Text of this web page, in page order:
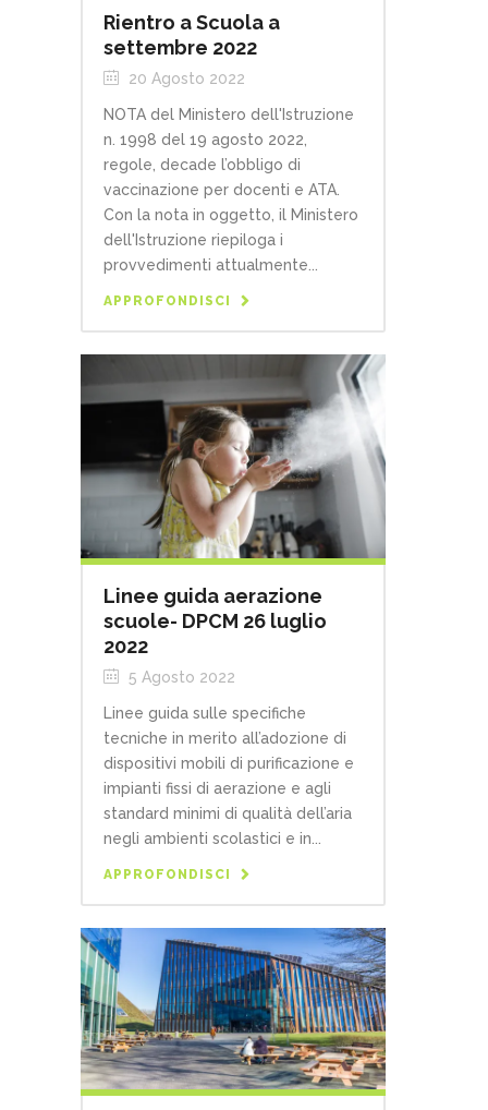
Rientro a Scuola a
settembre 2022
20 Agosto 2022
NOTA del Ministero dell'Istruzione
n. 1998 del 19 agosto 2022,
regole, decade l’obbligo di
vaccinazione per docenti e ATA.
Con la nota in oggetto, il Ministero
dell'Istruzione riepiloga i
provvedimenti attualmente...
APPROFONDISCI
Linee guida aerazione
scuole- DPCM 26 luglio
2022
5 Agosto 2022
Linee guida sulle specifiche
tecniche in merito all’adozione di
dispositivi mobili di purificazione e
impianti fissi di aerazione e agli
standard minimi di qualità dell’aria
negli ambienti scolastici e in...
APPROFONDISCI